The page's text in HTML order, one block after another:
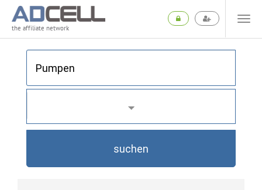
the affiliate network
suchen